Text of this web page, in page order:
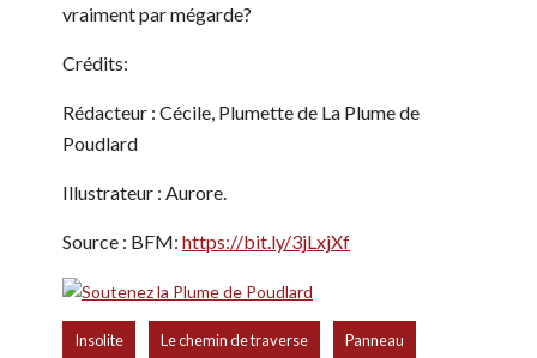
vraiment par mégarde?
Crédits:
Rédacteur : Cécile, Plumette de La Plume de
Poudlard
Illustrateur : Aurore.
Source : BFM: https://bit.ly/3jLxjXf
Insolite Le chemin de traverse Panneau